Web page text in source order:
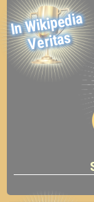
In
Wikipedia
Veritas